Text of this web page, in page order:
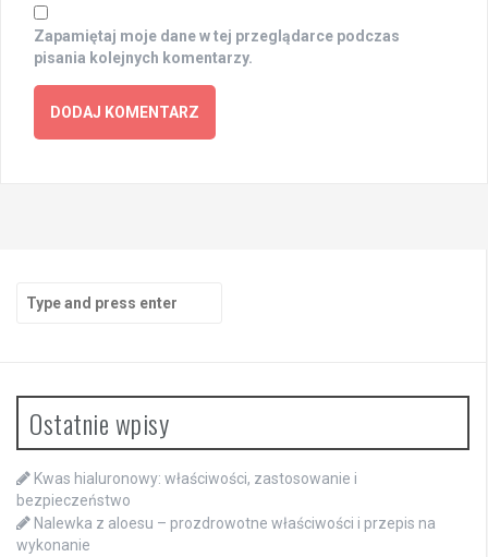
Zapamiętaj moje dane w tej przeglądarce podczas
pisania kolejnych komentarzy.
for:
Ostatnie wpisy
Kwas hialuronowy: właściwości, zastosowanie i
bezpieczeństwo
Nalewka z aloesu – prozdrowotne właściwości i przepis na
wykonanie